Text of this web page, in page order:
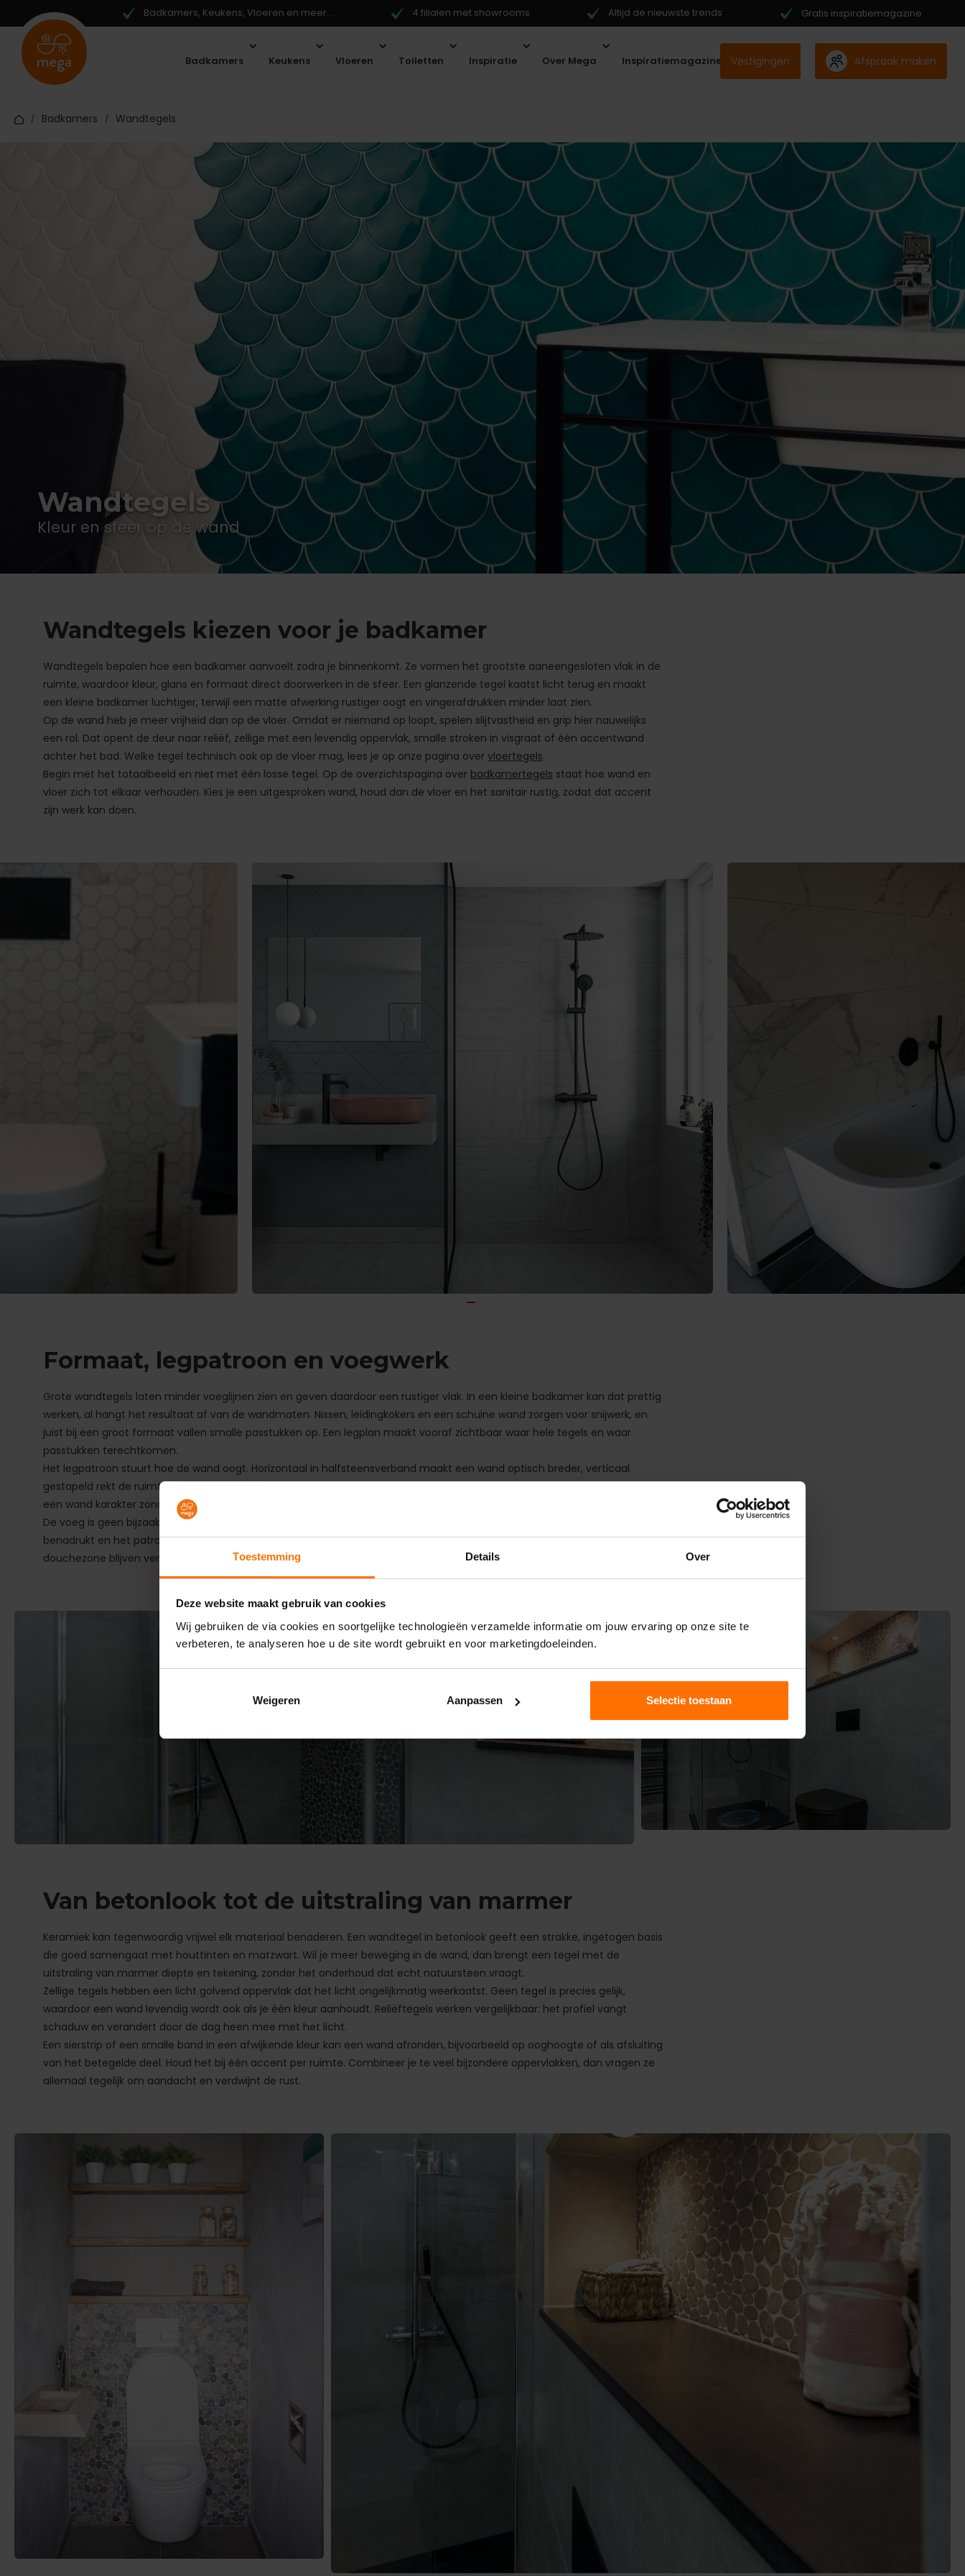
Toestemming Details Over
Deze website maakt gebruik van cookies
Wij gebruiken de via cookies en soortgelijke technologieën verzamelde informatie om jouw ervaring op onze site te
verbeteren, te analyseren hoe u de site wordt gebruikt en voor marketingdoeleinden.
Weigeren Aanpassen Selectie toestaan
Badkamers, Keukens, Vloeren en meer... 4 filialen met showrooms Altijd de nieuwste trends Gratis inspiratiemagazine
Badkamers Keukens Vloeren Toiletten Inspiratie Over Mega Inspiratiemagazine Vestigingen Afspraak maken
/ Badkamers / Wandtegels
Wandtegels
Kleur en sfeer op de wand
Wandtegels kiezen voor je badkamer
Wandtegels bepalen hoe een badkamer aanvoelt zodra je binnenkomt. Ze vormen het grootste aaneengesloten vlak in de
ruimte, waardoor kleur, glans en formaat direct doorwerken in de sfeer. Een glanzende tegel kaatst licht terug en maakt
een kleine badkamer luchtiger, terwijl een matte afwerking rustiger oogt en vingerafdrukken minder laat zien.
Op de wand heb je meer vrijheid dan op de vloer. Omdat er niemand op loopt, spelen slijtvastheid en grip hier nauwelijks
een rol. Dat opent de deur naar reliëf, zellige met een levendig oppervlak, smalle stroken in visgraat of één accentwand
achter het bad. Welke tegel technisch ook op de vloer mag, lees je op onze pagina over vloertegels.
Begin met het totaalbeeld en niet met één losse tegel. Op de overzichtspagina over badkamertegels staat hoe wand en
vloer zich tot elkaar verhouden. Kies je een uitgesproken wand, houd dan de vloer en het sanitair rustig, zodat dat accent
zijn werk kan doen.
Formaat, legpatroon en voegwerk
Grote wandtegels laten minder voeglijnen zien en geven daardoor een rustiger vlak. In een kleine badkamer kan dat prettig
werken, al hangt het resultaat af van de wandmaten. Nissen, leidingkokers en een schuine wand zorgen voor snijwerk, en
juist bij een groot formaat vallen smalle passtukken op. Een legplan maakt vooraf zichtbaar waar hele tegels en waar
passtukken terechtkomen.
Het legpatroon stuurt hoe de wand oogt. Horizontaal in halfsteensverband maakt een wand optisch breder, verticaal
gestapeld rekt de ruimte juist omhoog. Visgraat en keperverband vragen meer legwerk en meer materiaal, maar geven
een wand karakter zonder dat je een uitgesproken kleur nodig hebt.
De voeg is geen bijzaak. Een voegkleur dicht bij de tegel laat het vlak als geheel spreken, terwijl contrast het raster
benadrukt en het patroon uittekent. Op de wand krijgt de voeg minder te verduren dan op de vloer, maar in de
douchezone blijven ventileren en regelmatig drogen belangrijk om kalkaanslag te beperken.
Van betonlook tot de uitstraling van marmer
Keramiek kan tegenwoordig vrijwel elk materiaal benaderen. Een wandtegel in betonlook geeft een strakke, ingetogen basis
die goed samengaat met houttinten en matzwart. Wil je meer beweging in de wand, dan brengt een tegel met de
uitstraling van marmer diepte en tekening, zonder het onderhoud dat echt natuursteen vraagt.
Zellige tegels hebben een licht golvend oppervlak dat het licht ongelijkmatig weerkaatst. Geen tegel is precies gelijk,
waardoor een wand levendig wordt ook als je één kleur aanhoudt. Reliëftegels werken vergelijkbaar: het profiel vangt
schaduw en verandert door de dag heen mee met het licht.
Een sierstrip of een smalle band in een afwijkende kleur kan een wand afronden, bijvoorbeeld op ooghoogte of als afsluiting
van het betegelde deel. Houd het bij één accent per ruimte. Combineer je te veel bijzondere oppervlakken, dan vragen ze
allemaal tegelijk om aandacht en verdwijnt de rust.